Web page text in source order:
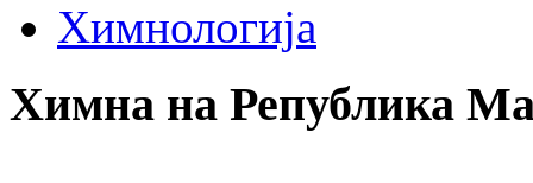
Химнологија
Химна на Република